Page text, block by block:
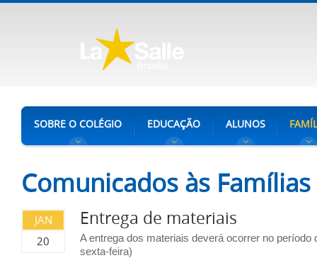
SOBRE O COLÉGIO EDUCAÇÃO ALUNOS
Comunicados às Famílias
JAN
20
Entrega de materiais
A entrega dos materiais deverá ocorrer no período
sexta-feira)